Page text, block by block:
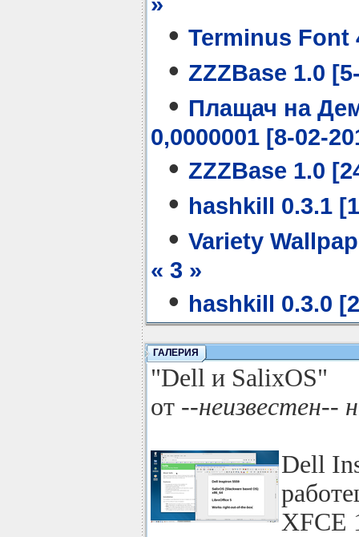
• Terminus Font
• ZZZBase 1.0
• Плащач на
0,0000001 [8-02-
• ZZZBase 1.0
• hashkill 0.3.1
• Variety
« 3 »
• hashkill 0.3.0
ГАЛЕРИЯ
"Dell и SalixOS"
от --неизвестен--
Dell
XFCE